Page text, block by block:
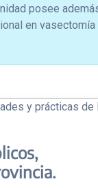
posee
en vasectomía